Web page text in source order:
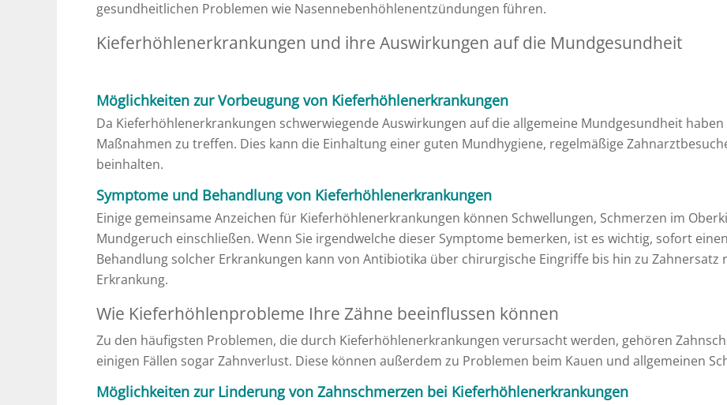
gesundheitlichen Problemen wie Nasennebenhöhlenentzündungen führen.
Kieferhöhlenerkrankungen und ihre Auswirkungen auf die Mundgesundheit
Möglichkeiten zur Vorbeugung von Kieferhöhlenerkrankungen
Da Kieferhöhlenerkrankungen schwerwiegende Auswirkungen auf die allgemeine Mundgesundheit
Maßnahmen zu treffen. Dies kann die Einhaltung einer guten Mundhygiene, regelmäßige
beinhalten.
Symptome und Behandlung von Kieferhöhlenerkrankungen
Einige gemeinsame Anzeichen für Kieferhöhlenerkrankungen können Schwellungen, Schmerzen im
Mundgeruch einschließen. Wenn Sie irgendwelche dieser Symptome bemerken, ist es wichtig, sofort
Behandlung solcher Erkrankungen kann von Antibiotika über chirurgische Eingriffe bis hin zu Zahnersatz
Erkrankung.
Wie Kieferhöhlenprobleme Ihre Zähne beeinflussen können
Zu den häufigsten Problemen, die durch Kieferhöhlenerkrankungen verursacht werden, gehören
einigen Fällen sogar Zahnverlust. Diese können außerdem zu Problemen beim Kauen und allgemeinen
Möglichkeiten zur Linderung von Zahnschmerzen bei Kieferhöhlenerkrankungen